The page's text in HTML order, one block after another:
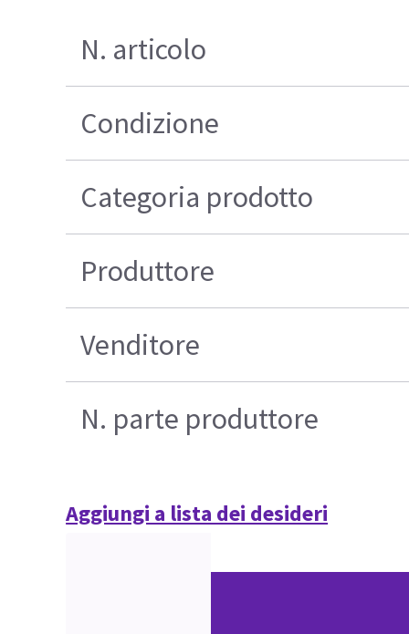
N. articolo
Condizione
Categoria prodotto
Produttore
Venditore
N. parte produttore
Aggiungi a lista dei desideri